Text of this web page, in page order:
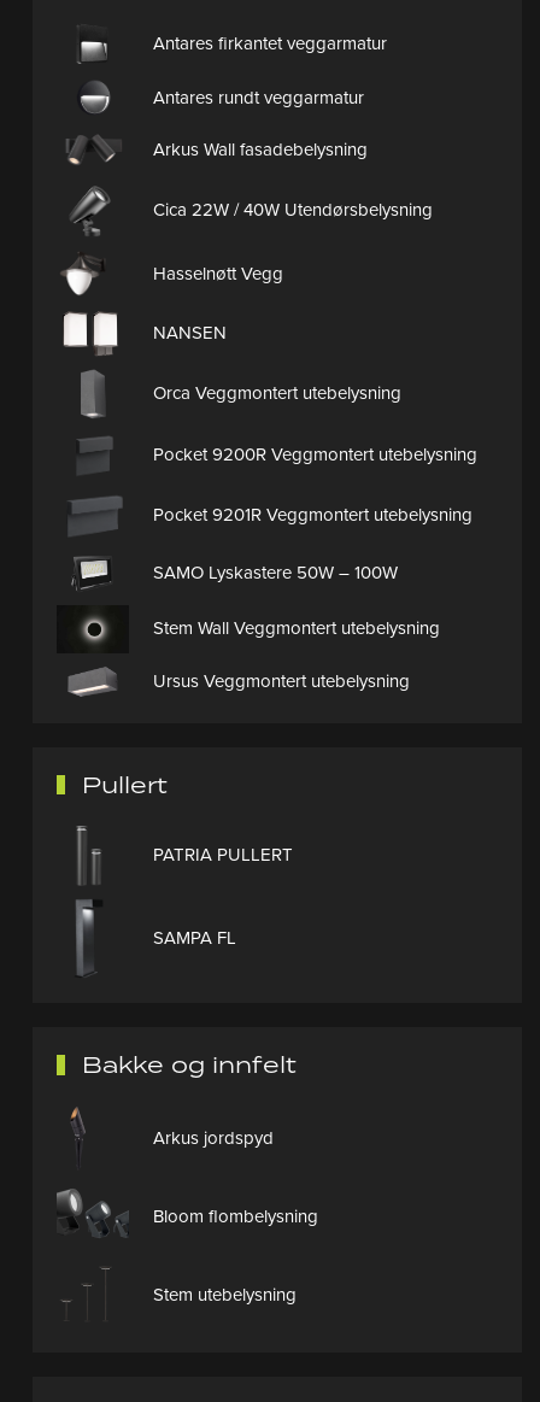
Antares firkantet veggarmatur
Antares rundt veggarmatur
Arkus Wall fasadebelysning
Cica 22W / 40W Utendørsbelysning
Hasselnøtt Vegg
NANSEN
Orca Veggmontert utebelysning
Pocket 9200R Veggmontert utebelysning
Pocket 9201R Veggmontert utebelysning
SAMO Lyskastere 50W – 100W
Stem Wall Veggmontert utebelysning
Ursus Veggmontert utebelysning
Pullert
PATRIA PULLERT
SAMPA FL
Bakke og innfelt
Arkus jordspyd
Bloom flombelysning
Stem utebelysning